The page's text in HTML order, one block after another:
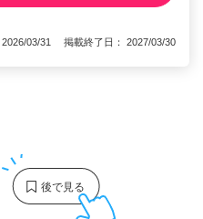
2026/03/31 掲載終了日： 2027/03/30